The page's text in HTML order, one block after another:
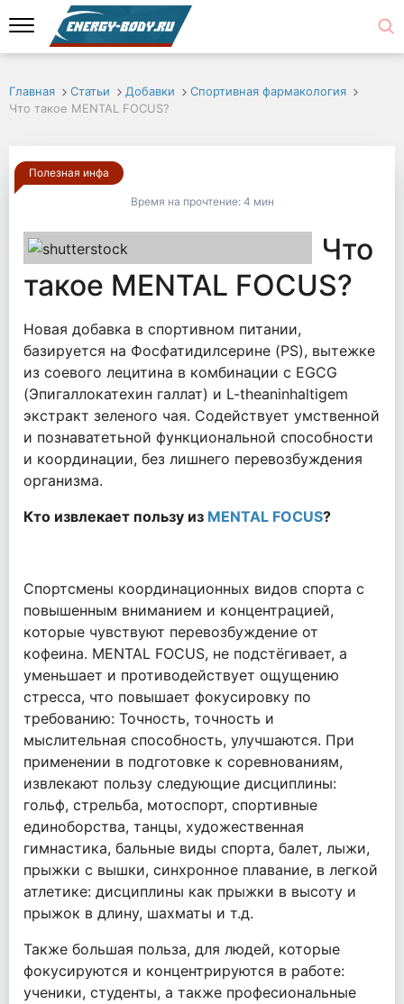
Главная Статьи Добавки
Спортивная фармакология
Что такое MENTAL FOCUS?
Полезная инфа
Время на прочтение: 4 мин
Что
такое MENTAL FOCUS?
Новая добавка в спортивном питании,
базируется на Фосфатидилсерине (PS), вытежке
из соевого лецитина в комбинации с EGCG
(Эпигаллокатехин галлат) и L-theaninhaltigem
экстракт зеленого чая. Содействует умственной
и познаватетьной функциональной способности
и координации, без лишнего перевозбуждения
организма.
Кто извлекает пользу из MENTAL FOCUS?
Спортсмены координационных видов спорта с
повышенным вниманием и концентрацией,
которые чувствуют перевозбуждение от
кофеина. MENTAL FOCUS, не подстёгивает, а
уменьшает и противодействует ощущению
стресса, что повышает фокусировку по
требованию: Точность, точность и
мыслительная способность, улучшаются. При
применении в подготовке к соревнованиям,
извлекают пользу следующие дисциплины:
гольф, стрельба, мотоспорт, спортивные
единоборства, танцы, художественная
гимнастика, бальные виды спорта, балет, лыжи,
прыжки с вышки, синхронное плавание, в легкой
атлетике: дисциплины как прыжки в высоту и
прыжок в длину, шахматы и т.д.
Также большая польза, для людей, которые
фокусируются и концентрируются в работе:
ученики, студенты, а также професиональные